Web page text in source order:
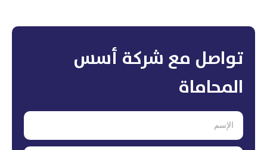
تواصل مع شركة أسس
المحاماة